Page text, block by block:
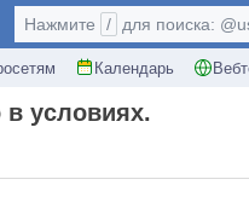
Календарь
Нажмите / для поиска:
условиях.